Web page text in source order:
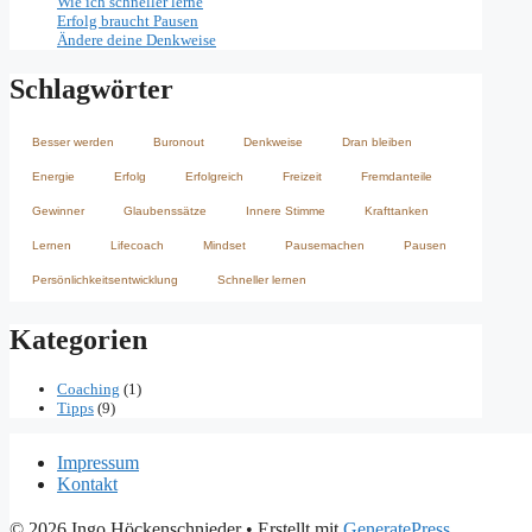
Erfolg braucht Pausen
Ändere deine Denkweise
Schlagwörter
Besser werden Buronout Denkweise Dran bleiben
Energie Erfolg Erfolgreich Freizeit Fremdanteile
Gewinner Glaubenssätze Innere Stimme Krafttanken
Lernen Lifecoach Mindset Pausemachen Pausen
Persönlichkeitsentwicklung Schneller lernen
Kategorien
Coaching (1)
Tipps (9)
Impressum
Kontakt